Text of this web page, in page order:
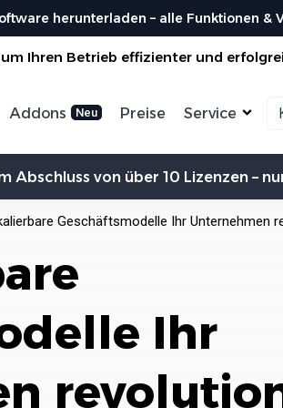
herunterladen – alle Funktionen &
Ihren Betrieb effizienter und
Projekten
Projekten
Enegrieberater
Hausverwalter
Büroservice
Addons Preise Service
Blogartikel
du zu allen
Nutzen
Abschluss von über 10 Lizenzen –
Geschäftsmodelle Ihr Unternehmen
Ihr